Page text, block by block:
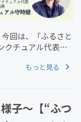
回は、「ふるさと
クチュアル代表・
から広がる地域ブ
もっと見る
子〜【“ふつ